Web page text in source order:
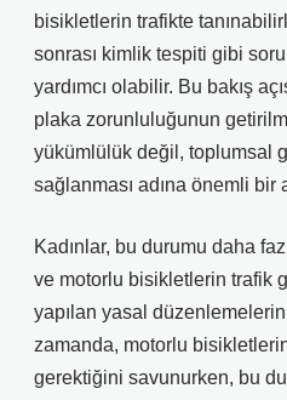
bisikletlerin trafikte
sonrası kimlik tespiti gibi
yardımcı olabilir. Bu bakış
plaka zorunluluğunun
yükümlülük değil, toplumsal
sağlanması adına önemli bir
Kadınlar, bu durumu daha
ve motorlu bisikletlerin trafik
yapılan yasal
zamanda, motorlu
gerektiğini savunurken, bu